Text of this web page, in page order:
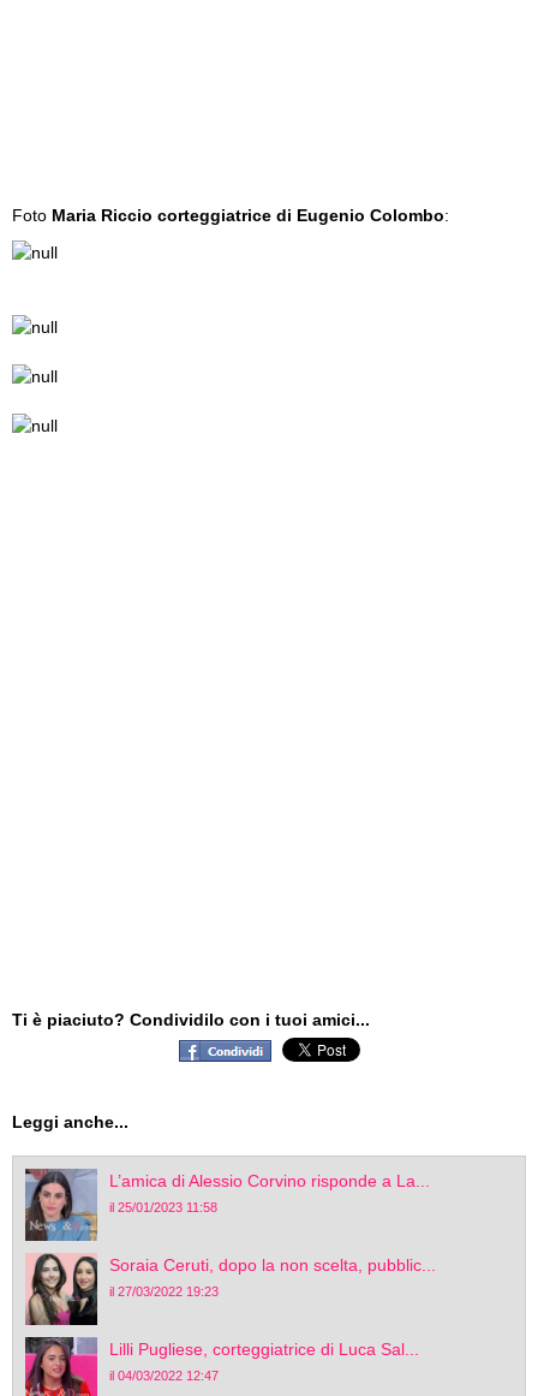
Foto Maria Riccio corteggiatrice di Eugenio Colombo:
Ti è piaciuto? Condividilo con i tuoi amici...
Leggi anche...
L’amica di Alessio Corvino risponde a La...
il 25/01/2023 11:58
Soraia Ceruti, dopo la non scelta, pubblic...
il 27/03/2022 19:23
Lilli Pugliese, corteggiatrice di Luca Sal...
il 04/03/2022 12:47